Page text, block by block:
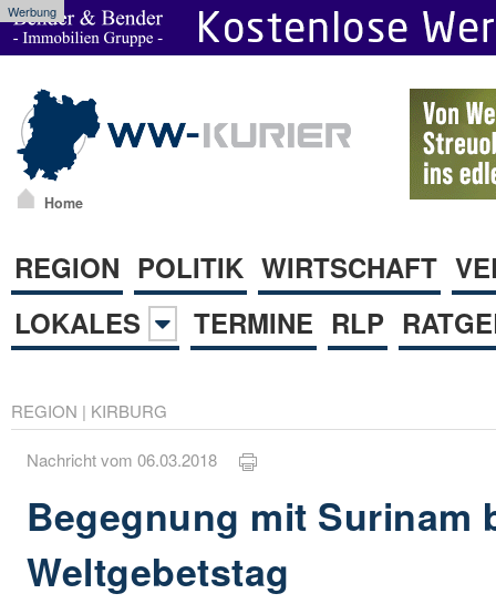
Werbung
Home
REGION POLITIK WIRTSCHAFT
LOKALES
TERMINE RLP
REGION | KIRBURG
Nachricht vom 06.03.2018
Begegnung mit Surinam
Weltgebetstag